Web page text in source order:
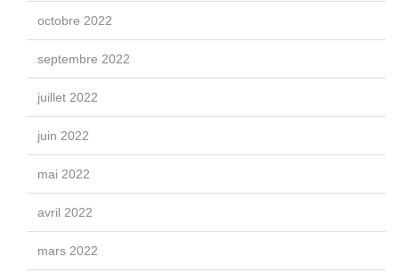
octobre 2022
septembre 2022
juillet 2022
juin 2022
mai 2022
avril 2022
mars 2022